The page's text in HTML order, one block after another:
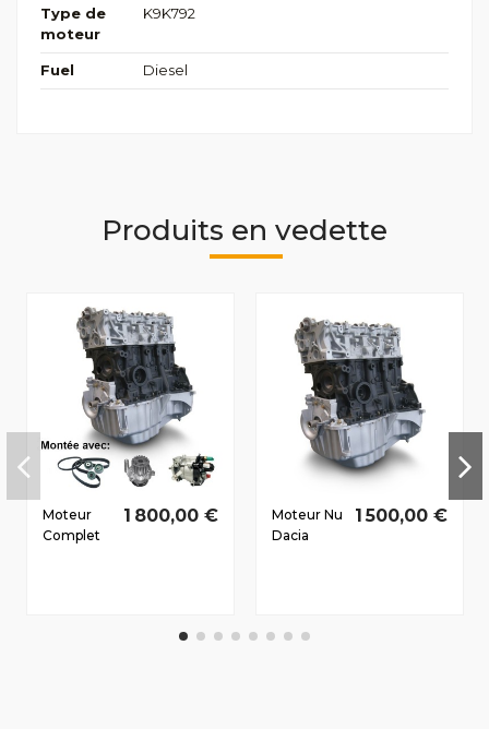
Type de
moteur
K9K792
Fuel Diesel
Produits en vedette
Moteur
Complet
1 800,00 €
Moteur Nu
Dacia
K9K892
1 500,00 €